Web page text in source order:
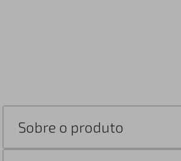
Sobre o produto